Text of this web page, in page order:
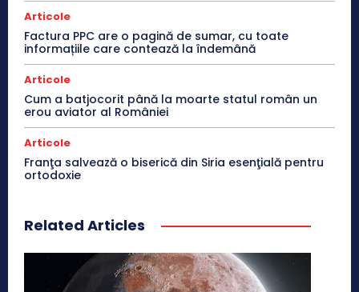
Articole
Factura PPC are o pagină de sumar, cu toate
informațiile care contează la îndemână
Articole
Cum a batjocorit până la moarte statul român un
erou aviator al României
Articole
Franţa salvează o biserică din Siria esenţială pentru
ortodoxie
Related Articles